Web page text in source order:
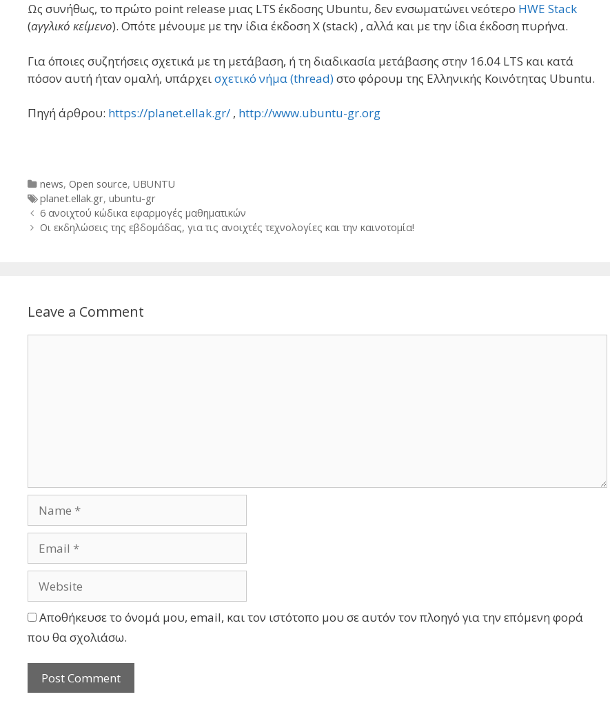
Ως συνήθως, το πρώτο point release μιας LTS έκδοσης Ubuntu, δεν ενσωματώνει νεότερο HWE Stack
(αγγλικό κείμενο). Οπότε μένουμε με την ίδια έκδοση Χ (stack) , αλλά και με την ίδια έκδοση πυρήνα.
Για όποιες συζητήσεις σχετικά με τη μετάβαση, ή τη διαδικασία μετάβασης στην 16.04 LTS και κατά
πόσον αυτή ήταν ομαλή, υπάρχεισχετικό νήμα (thread)στο φόρουμ της Ελληνικής Κοινότητας Ubuntu.
Πηγή άρθρου: https://planet.ellak.gr/ , http://www.ubuntu-gr.org
Categories
news, Open source, UBUNTU
Tags
planet.ellak.gr, ubuntu-gr
Post
navigation
6 ανοιχτού κώδικα εφαρμογές μαθηματικών
Οι εκδηλώσεις της εβδομάδας, για τις ανοιχτές τεχνολογίες και την καινοτομία!
Leave a Comment
Αποθήκευσε το όνομά μου, email, και τον ιστότοπο μου σε αυτόν τον πλοηγό για την επόμενη φορά
που θα σχολιάσω.